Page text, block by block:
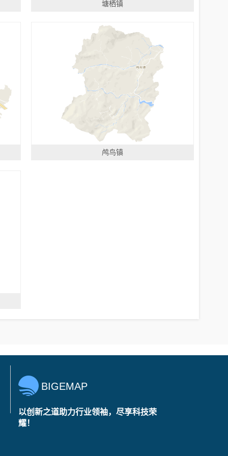
塘栖镇
鸬鸟镇
BIGEMAP
以创新之道助力行业领袖，尽享科技荣
耀！